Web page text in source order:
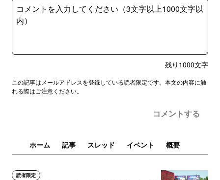
残り 1000文字
この記事はメールアドレスを登録している読者限定です。本文の内容に触
れる際はご注意ください。
コメントする
ホーム 記事 スレッド イベント 概要
読者限定